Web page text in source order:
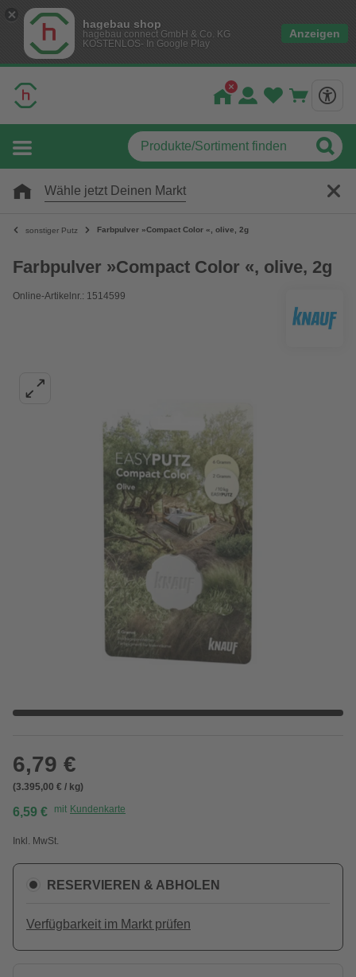
hagebau shop
hagebau connect GmbH & Co. KG
KOSTENLOS- In Google Play
Anzeigen
Wähle jetzt Deinen Markt
sonstiger Putz Farbpulver »Compact Color «, olive, 2g
Farbpulver »Compact Color «, olive, 2g
Online-Artikelnr.: 1514599
6,79 €
(3.395,00 € / kg)
6,59 € mit Kundenkarte
Inkl. MwSt.
RESERVIEREN & ABHOLEN
Verfügbarkeit im Markt prüfen